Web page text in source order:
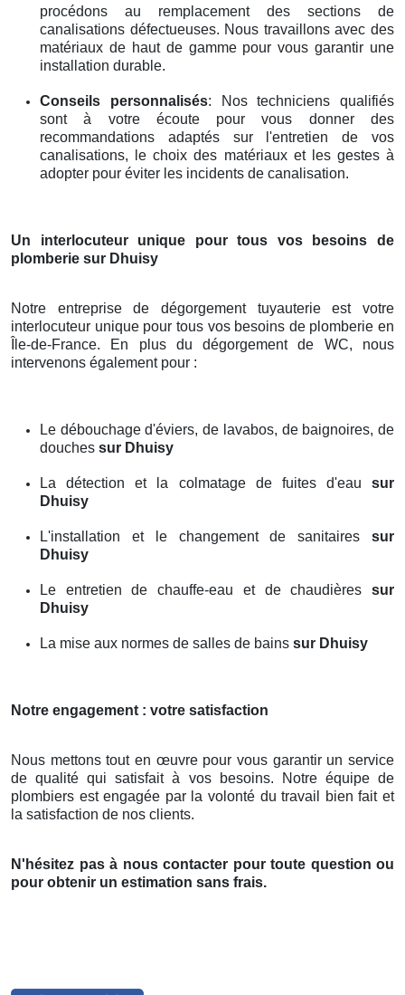
procédons au remplacement des sections de
canalisations défectueuses. Nous travaillons avec des
matériaux de haut de gamme pour vous garantir une
installation durable.
Conseils personnalisés: Nos techniciens qualifiés
sont à votre écoute pour vous donner des
recommandations adaptés sur l'entretien de vos
canalisations, le choix des matériaux et les gestes à
adopter pour éviter les incidents de canalisation.
Un interlocuteur unique pour tous vos besoins de
plomberie sur Dhuisy
Notre entreprise de dégorgement tuyauterie est votre
interlocuteur unique pour tous vos besoins de plomberie en
Île-de-France. En plus du dégorgement de WC, nous
intervenons également pour :
Le débouchage d'éviers, de lavabos, de baignoires, de
douches sur Dhuisy
La détection et la colmatage de fuites d'eau sur
Dhuisy
L'installation et le changement de sanitaires sur
Dhuisy
Le entretien de chauffe-eau et de chaudières sur
Dhuisy
La mise aux normes de salles de bains sur Dhuisy
Notre engagement : votre satisfaction
Nous mettons tout en œuvre pour vous garantir un service
de qualité qui satisfait à vos besoins. Notre équipe de
plombiers est engagée par la volonté du travail bien fait et
la satisfaction de nos clients.
N'hésitez pas à nous contacter pour toute question ou
pour obtenir un estimation sans frais.